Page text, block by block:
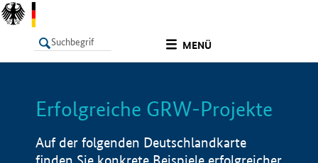
MENÜ
LISTE Info
Erfolgreiche GRW-Projekte
Auf der folgenden Deutschlandkarte